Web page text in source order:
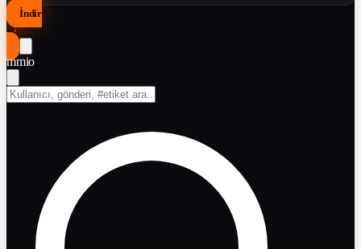
İndir
↓
mmio